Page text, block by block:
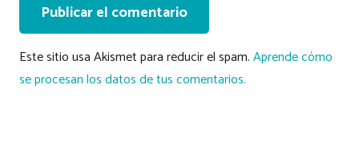
Publicar el comentario
Este sitio usa Akismet para reducir el spam.Aprende cómo
se procesan los datos de tus comentarios.